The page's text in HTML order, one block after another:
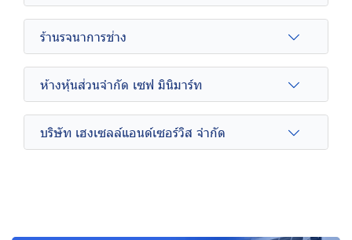
ร้านรจนาการช่าง
ห้างหุ้นส่วนจำกัด เซฟ มินิมาร์ท
บริษัท เฮงเซลล์แอนด์เซอร์วิส จำกัด